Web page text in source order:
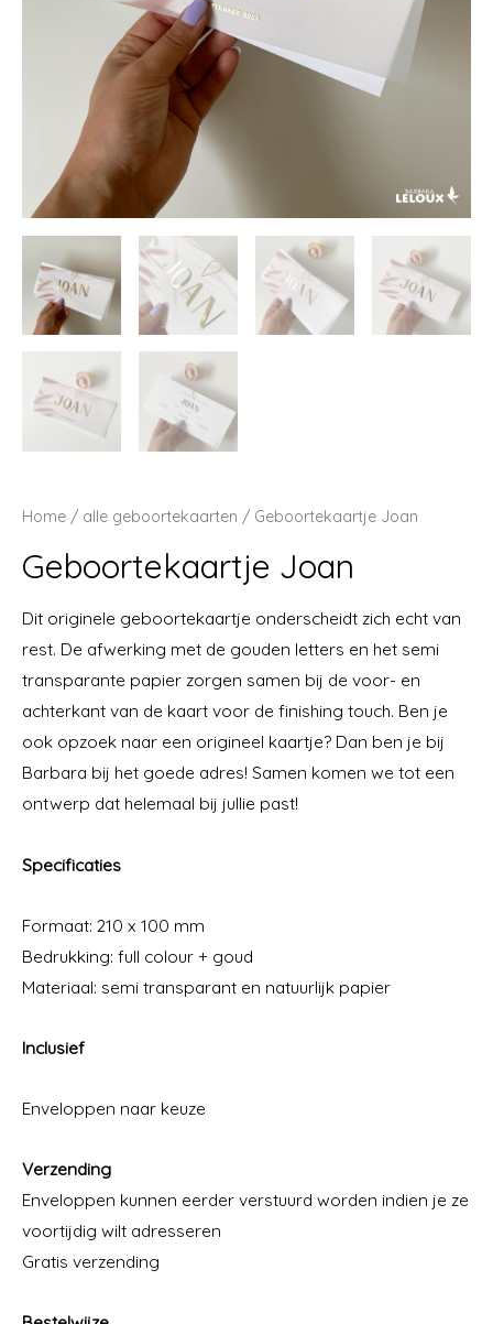
Home / alle geboortekaarten / Geboortekaartje Joan
Geboortekaartje Joan
Dit originele geboortekaartje onderscheidt zich echt van
rest. De afwerking met de gouden letters en het semi
transparante papier zorgen samen bij de voor- en
achterkant van de kaart voor de finishing touch. Ben je
ook opzoek naar een origineel kaartje? Dan ben je bij
Barbara bij het goede adres! Samen komen we tot een
ontwerp dat helemaal bij jullie past!
Specificaties
Formaat: 210 x 100 mm
Bedrukking: full colour + goud
Materiaal: semi transparant en natuurlijk papier
Inclusief
Enveloppen naar keuze
Verzending
Enveloppen kunnen eerder verstuurd worden indien je ze
voortijdig wilt adresseren
Gratis verzending